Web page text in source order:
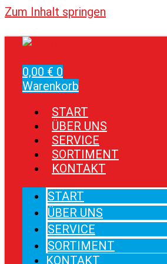
Zum Inhalt springen
0,00 € 0
Warenkorb
START
ÜBER UNS
SERVICE
SORTIMENT
KONTAKT
START
ÜBER UNS
SERVICE
SORTIMENT
KONTAKT